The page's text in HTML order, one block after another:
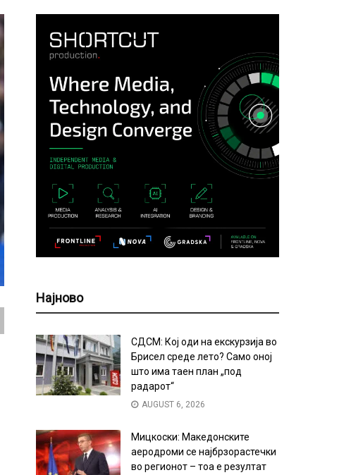
Најново
СДСМ: Кој оди на екскурзија во
Брисел среде лето? Само оној
што има таен план „под
радарот“
AUGUST 6, 2026
Мицкоски: Македонските
аеродроми се најбрзорастечки
во регионот – тоа е резултат